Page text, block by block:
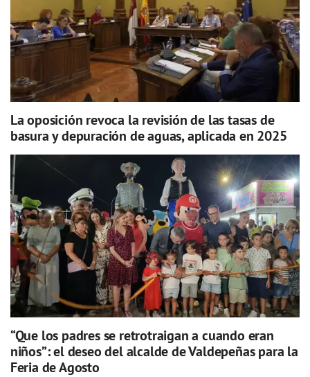
La oposición revoca la revisión de las tasas de
basura y depuración de aguas, aplicada en 2025
“Que los padres se retrotraigan a cuando eran
niños”: el deseo del alcalde de Valdepeñas para la
Feria de Agosto